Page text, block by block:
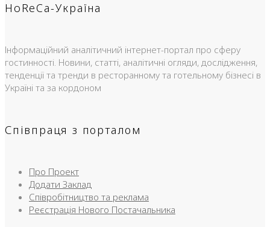
HoReCa-Україна
Інформаційний аналітичний інтернет-портал про сферу
гостинності. Новини, статті, аналітичні огляди, дослідження,
тенденції та тренди в ресторанному та готельному бізнесі в
Україні та за кордоном
Співпраця з порталом
Про Проект
Додати Заклад
Співробітництво та реклама
Реєстрація Нового Постачальника